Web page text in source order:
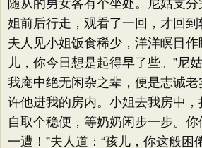
随从的男女各有个坐处。尼姑支
姐前后行走，观看了一回，才回到
夫人见小姐饭食稀少，洋洋瞑目作
儿，你今日想是起得早了些。”尼
我庵中绝无闲杂之辈，便是志诚
许他进我的房内。小姐去我房中，
自取个稳便，等奶奶闲步一步。
一遭！”夫人道：“孩儿，你这般困